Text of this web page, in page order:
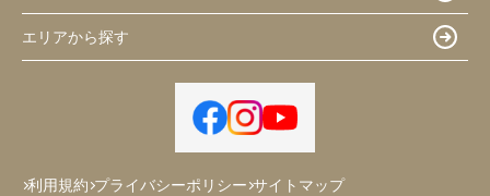
エリアから探す
利用規約 プライバシーポリシー サイトマップ